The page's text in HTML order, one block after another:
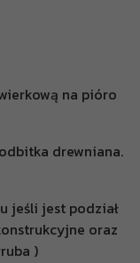
na pióro
drewniana.
jeśli jest podział
oraz
)